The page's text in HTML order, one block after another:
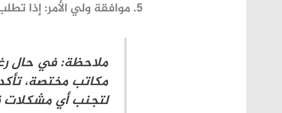
موافقة ولي الأمر:إذا
ملاحظة: في حال
مكاتب مختصة،
لتجنب أي مشكلات